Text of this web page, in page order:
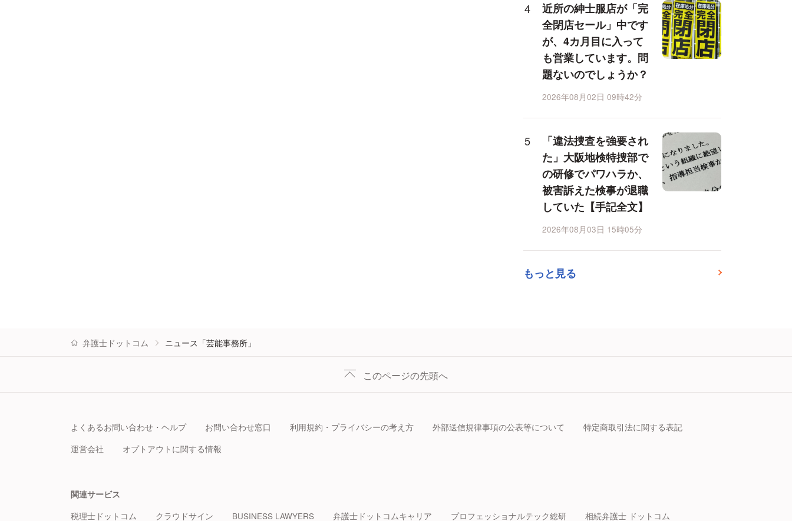
近所の紳士服店が「完
全閉店セール」中です
が、4カ月目に入って
も営業しています。問
題ないのでしょうか？
2026年08月02日 09時42分
「違法捜査を強要され
た」大阪地検特捜部で
の研修でパワハラか、
被害訴えた検事が退職
していた【手記全文】
2026年08月03日 15時05分
もっと見る
弁護士ドットコム ニュース「芸能事務所」
このページの先頭へ
よくあるお問い合わせ・ヘルプ お問い合わせ窓口 利用規約・プライバシーの考え方 外部送信規律事項の公表等について
特定商取引法に関する表記
運営会社
オプトアウトに関する情報
関連サービス
税理士ドットコム
クラウドサイン BUSINESS LAWYERS 弁護士ドットコムキャリア プロフェッショナルテック総研 相続弁護士 ドットコム